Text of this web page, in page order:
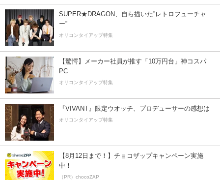
SUPER★DRAGON、自ら描いた”レトロフューチャ
ー”
オリコンタイアップ特集
【驚愕】メーカー社員が推す「10万円台」神コスパ
PC
オリコンタイアップ特集
『VIVANT』限定ウオッチ、プロデューサーの感想は
オリコンタイアップ特集
【8月12日まで！】チョコザップキャンペーン実施
中！
（PR）chocoZAP